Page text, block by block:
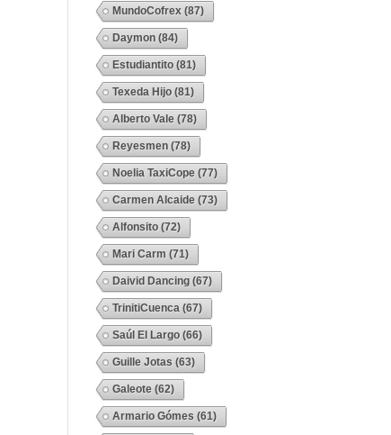
MundoCofrex (87)
Daymon (84)
Estudiantito (81)
Texeda Hijo (81)
Alberto Vale (78)
Reyesmen (78)
Noelia TaxiCope (77)
Carmen Alcaide (73)
Alfonsito (72)
Mari Carm (71)
Daivid Dancing (67)
TrinitiCuenca (67)
Saúl El Largo (66)
Guille Jotas (63)
Galeote (62)
Armario Gómes (61)